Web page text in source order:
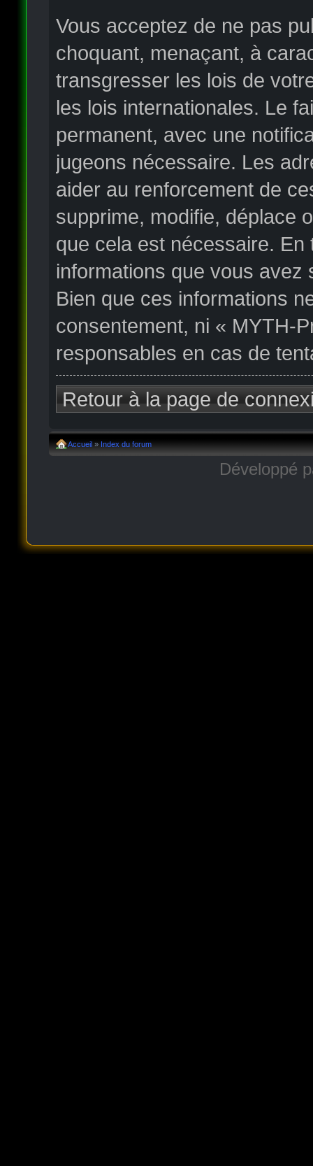
Vous acceptez de ne pas
choquant, menaçant, à
transgresser les lois de
les lois internationales. Le
permanent, avec une
jugeons nécessaire. Les
aider au renforcement de
supprime, modifie, déplace
que cela est nécessaire.
informations que vous
Bien que ces informations
consentement, ni « MYTH-
responsables en cas de
Retour à la page de
Accueil » Index du forum
Développé